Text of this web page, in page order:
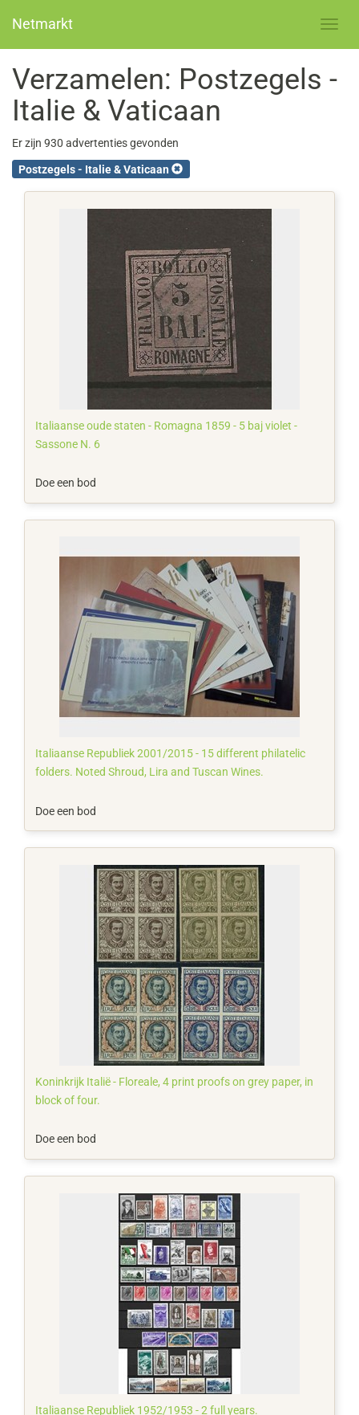
Netmarkt
Verzamelen: Postzegels -
Italie & Vaticaan
Er zijn 930 advertenties gevonden
Postzegels - Italie & Vaticaan
Italiaanse oude staten - Romagna 1859 - 5 baj violet -
Sassone N. 6
Doe een bod
Italiaanse Republiek 2001/2015 - 15 different philatelic
folders. Noted Shroud, Lira and Tuscan Wines.
Doe een bod
Koninkrijk Italië - Floreale, 4 print proofs on grey paper, in
block of four.
Doe een bod
Italiaanse Republiek 1952/1953 - 2 full years.